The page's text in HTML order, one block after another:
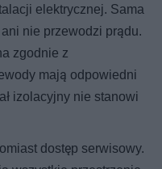
elektrycznej. Sama
nie przewodzi prądu.
zgodnie z
mają odpowiedni
izolacyjny nie stanowi
dostęp serwisowy.